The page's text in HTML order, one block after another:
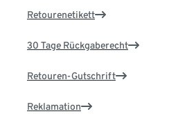
Retourenetikett
30 Tage Rückgaberecht
Retouren-Gutschrift
Reklamation